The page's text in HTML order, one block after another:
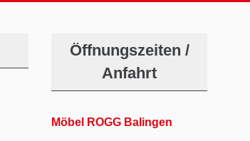
Öffnungszeiten /
Anfahrt
Möbel ROGG Balingen